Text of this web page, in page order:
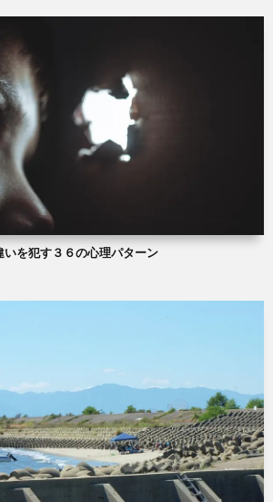
を犯す３６の心理パターン